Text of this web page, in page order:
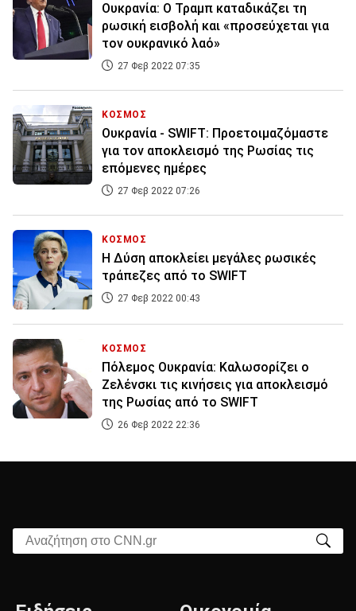
Ουκρανία: Ο Τραμπ καταδικάζει τη
ρωσική εισβολή και «προσεύχεται για
τον ουκρανικό λαό»
27 Φεβ 2022 07:35
ΚΟΣΜΟΣ
Ουκρανία - SWIFT: Προετοιμαζόμαστε
για τον αποκλεισμό της Ρωσίας τις
επόμενες ημέρες
27 Φεβ 2022 07:26
ΚΟΣΜΟΣ
Η Δύση αποκλείει μεγάλες ρωσικές
τράπεζες από το SWIFT
27 Φεβ 2022 00:43
ΚΟΣΜΟΣ
Πόλεμος Ουκρανία: Καλωσορίζει ο
Ζελένσκι τις κινήσεις για αποκλεισμό
της Ρωσίας από το SWIFT
26 Φεβ 2022 22:36
Αναζήτηση στο CNN.gr